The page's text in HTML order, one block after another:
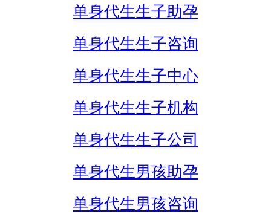
单身代生生子助孕
单身代生生子咨询
单身代生生子中心
单身代生生子机构
单身代生生子公司
单身代生男孩助孕
单身代生男孩咨询